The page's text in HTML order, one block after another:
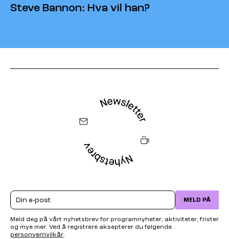
Steve Bannon: Hva vil han?
Email MELD PÅ
Meld deg på vårt nyhetsbrev for programnyheter, aktiviteter, frister
og mye mer. Ved å registrere aksepterer du følgende
personvernvilkår.